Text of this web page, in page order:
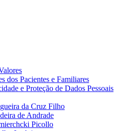
dos Pacientes e Familiares
e Proteção de Dados Pessoais
da Cruz Filho
de Andrade
Picollo